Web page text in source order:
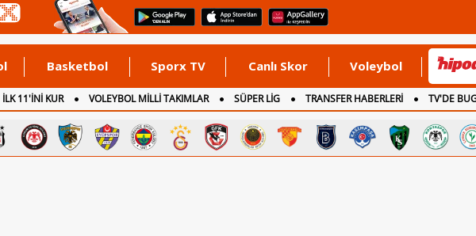
Basketbol Sporx TV Canlı Skor Voleybol
İLK 11'İNİ KUR VOLEYBOL MİLLİ TAKIMLAR SÜPER LİG TRANSFER HABERLERİ TV'DE
İNGİLTERE